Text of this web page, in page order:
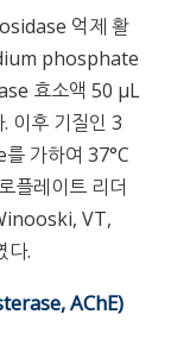
억제 활
phosphate
효소액 50 μL
이후 기질인 3
가하여 37°C
플레이트 리더
VT,
다.
AChE)